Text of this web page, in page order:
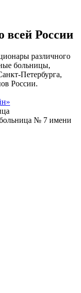
всей России
различного
больницы,
Петербурга,
России.
№ 7 имени